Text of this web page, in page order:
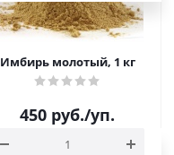
Имбирь молотый, 1 кг
450 руб./уп.